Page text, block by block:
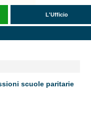
L'Ufficio
scuole paritarie